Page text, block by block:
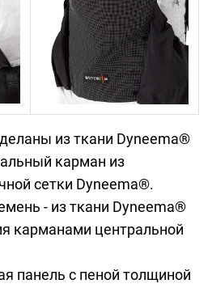
из ткани Dyneema®
карман из
сетки Dyneema®.
- из ткани Dyneema®
карманами центральной
панель с пеной толщиной